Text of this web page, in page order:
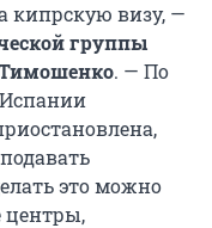
кипрскую визу, —
группы
. — По
это можно
центры,